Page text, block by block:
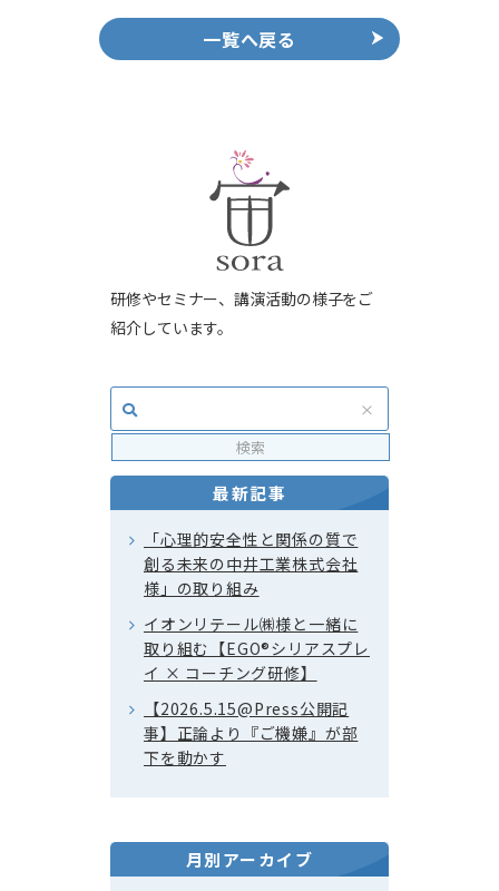
一覧へ戻る
研修やセミナー、講演活動の様子をご
紹介しています。
最新記事
「心理的安全性と関係の質で
創る未来の中井工業株式会社
様」の取り組み
イオンリテール㈱様と一緒に
取り組む【EGO®シリアスプレ
イ × コーチング研修】
【2026.5.15@Press公開記
事】正論より『ご機嫌』が部
下を動かす
月別アーカイブ